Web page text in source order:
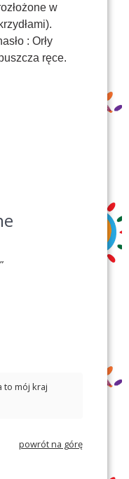
w
: Orły
ręce.
to mój kraj
powrót na górę